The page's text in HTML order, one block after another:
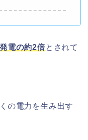
電の約2倍とされて
の電力を生み出す